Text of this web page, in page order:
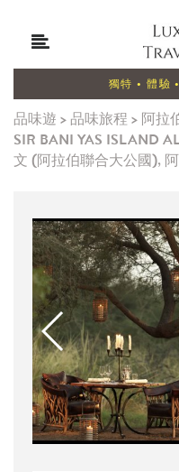
獨特 • 體驗
品味遊 > 品味旅程 > 阿拉
SIR BANI YAS ISLAND
文 (阿拉伯聯合大公國),